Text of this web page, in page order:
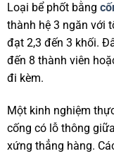
Loại bể phốt bằng
thành hệ 3 ngăn với
đạt 2,3 đến 3 khối.
đến 8 thành viên
đi kèm.
Một kinh nghiệm
cống có lỗ thông
xứng thẳng hàng.